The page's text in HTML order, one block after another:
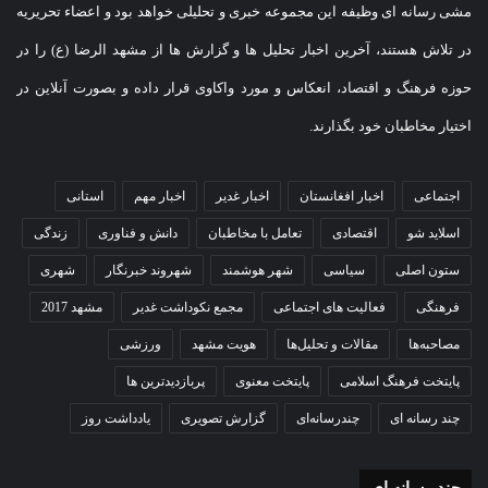
جمع‌آوری پارچه‌های مشکی و دوخت پرچم، نقش مؤثری در پشتیبانی
از برنامه‌های مردمی و مذهبی ایفا کرد. این هیئت امسال نیز
مسئولیت آماده‌سازی ۸۰۰۰ دست لباس نوزاد را برای و
شیرخوارگان حسینی بر عهده گرفته و این لباس‌ها با همکاری
گرفت.
بیش از ۲۰۰۰ موکب برای محرم امسال در استان مجوز گرفتند
اداره می‌شود و تمامی مراحل برنامه‌ریزی و اجرای آن‌ها بر عهده
مشی رسانه ای وظیفه این مجموعه خبری و تحلیلی خواهد بود و اعضاء تحریریه
در تلاش هستند، آخرین اخبار تحلیل ها و گزارش ها از مشهد الرضا (ع) را در
حوزه فرهنگ و اقتصاد، انعکاس و مورد واکاوی قرار داده و بصورت آنلاین در
اختیار مخاطبان خود بگذارند.
اجتماعی اخبار افغانستان اخبار غدیر اخبار مهم استانی
اسلاید شو اقتصادی تعامل با مخاطبان دانش و فناوری زندگی
ستون اصلی سیاسی شهر هوشمند شهروند خبرنگار شهری
فرهنگی فعالیت های اجتماعی مجمع نکوداشت غدیر مشهد 2017
مصاحبه‌ها مقالات و تحلیل‌ها هویت مشهد ورزشی
پایتخت فرهنگ اسلامی پایتخت معنوی پربازدیدترین ها
چند رسانه ای چندرسانه‌ای گزارش تصویری یادداشت روز